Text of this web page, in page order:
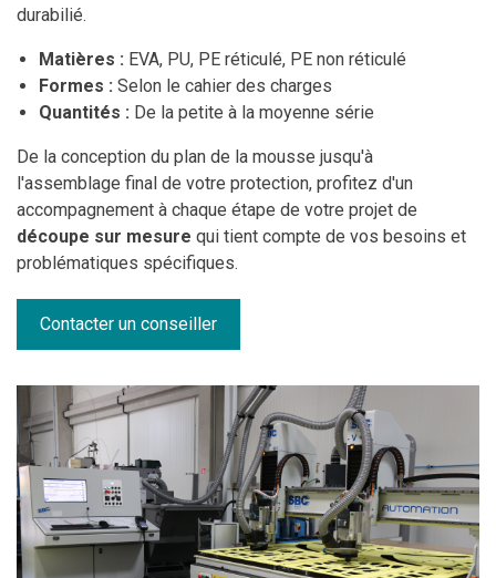
durabilié.
Matières : EVA, PU, PE réticulé, PE non réticulé
Formes : Selon le cahier des charges
Quantités : De la petite à la moyenne série
De la conception du plan de la mousse jusqu'à
l'assemblage final de votre protection, profitez d'un
accompagnement à chaque étape de votre projet de
découpe sur mesure qui tient compte de vos besoins et
problématiques spécifiques.
Contacter un conseiller